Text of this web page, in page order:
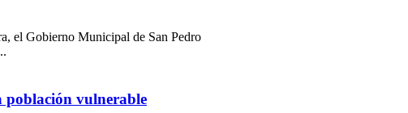
el Gobierno Municipal de San Pedro
población vulnerable